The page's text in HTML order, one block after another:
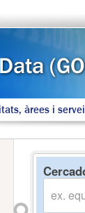
àrees i